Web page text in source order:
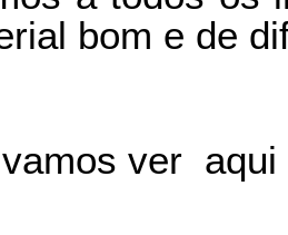
bom e de
ver aqui